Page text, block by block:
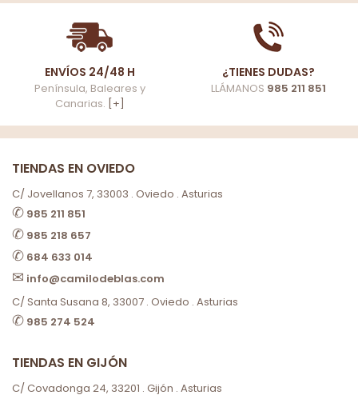
ENVÍOS 24/48 H
Península, Baleares y
Canarias. [+]
¿TIENES DUDAS?
LLÁMANOS 985 211 851
TIENDAS EN OVIEDO
C/ Jovellanos 7, 33003 . Oviedo . Asturias
✆ 985 211 851
✆ 985 218 657
✆ 684 633 014
✉ info@camilodeblas.com
C/ Santa Susana 8, 33007 . Oviedo . Asturias
✆ 985 274 524
TIENDAS EN GIJÓN
C/ Covadonga 24, 33201 . Gijón . Asturias